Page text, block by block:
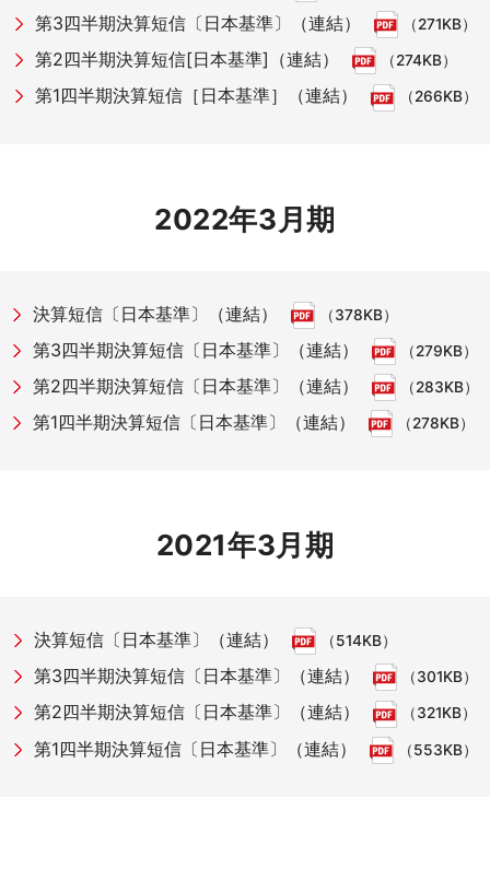
第3四半期決算短信〔日本基準〕（連結） （271KB）
第2四半期決算短信[日本基準]（連結） （274KB）
第1四半期決算短信［日本基準］（連結） （266KB）
2022年3月期
決算短信〔日本基準〕（連結） （378KB）
第3四半期決算短信〔日本基準〕（連結） （279KB）
第2四半期決算短信〔日本基準〕（連結） （283KB）
第1四半期決算短信〔日本基準〕（連結） （278KB）
2021年3月期
決算短信〔日本基準〕（連結） （514KB）
第3四半期決算短信〔日本基準〕（連結） （301KB）
第2四半期決算短信〔日本基準〕（連結） （321KB）
第1四半期決算短信〔日本基準〕（連結） （553KB）